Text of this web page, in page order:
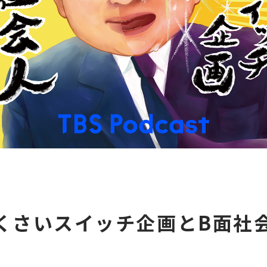
さいスイッチ企画とB面社